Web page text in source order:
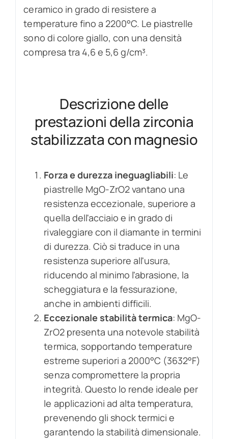
ceramico in grado di resistere a
temperature fino a 2200°C. Le piastrelle
sono di colore giallo, con una densità
compresa tra 4,6 e 5,6 g/cm³.
Descrizione delle
prestazioni della zirconia
stabilizzata con magnesio
Forza e durezza ineguagliabili: Le
piastrelle MgO-ZrO2 vantano una
resistenza eccezionale, superiore a
quella dell'acciaio e in grado di
rivaleggiare con il diamante in termini
di durezza. Ciò si traduce in una
resistenza superiore all'usura,
riducendo al minimo l'abrasione, la
scheggiatura e la fessurazione,
anche in ambienti difficili.
Eccezionale stabilità termica: MgO-
ZrO2 presenta una notevole stabilità
termica, sopportando temperature
estreme superiori a 2000°C (3632°F)
senza compromettere la propria
integrità. Questo lo rende ideale per
le applicazioni ad alta temperatura,
prevenendo gli shock termici e
garantendo la stabilità dimensionale.